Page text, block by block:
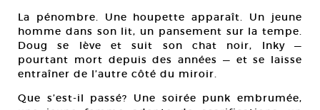
La pénombre. Une houpette apparaît. Un jeune
homme dans son lit, un pansement sur la tempe.
Doug se lève et suit son chat noir, Inky —
pourtant mort depuis des années — et se laisse
entraîner de l’autre côté du miroir.
Que s’est-il passé? Une soirée punk embrumée,